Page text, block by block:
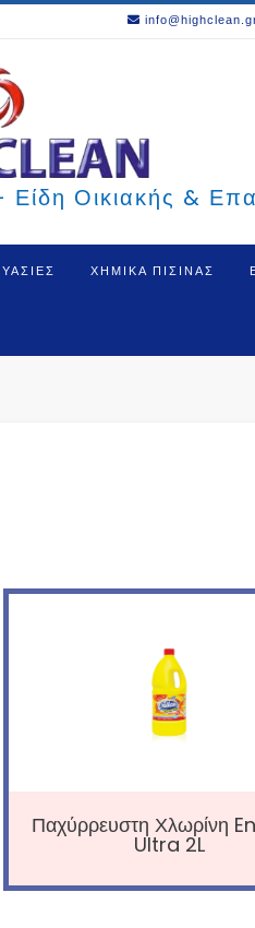
Οικιακής &
ΧΗΜΙΚΑ ΠΙΣΙΝΑΣ
Παχύρρευστη Χλωρίνη
Ultra 2L